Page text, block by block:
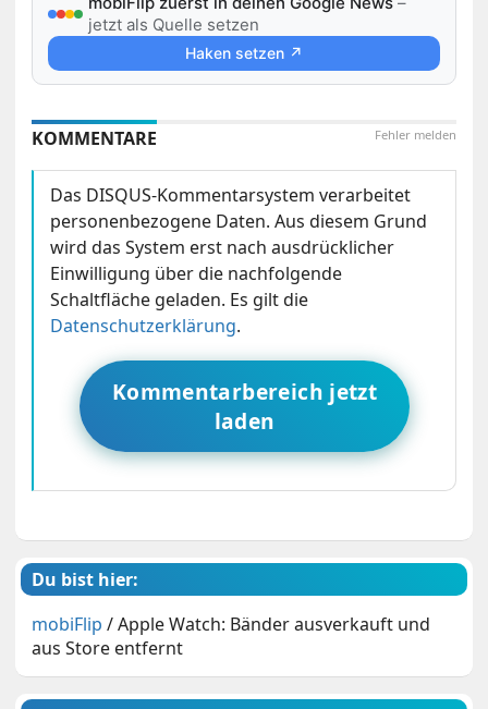
jetzt als Quelle setzen
Haken setzen ↗
Fehler melden
KOMMENTARE
Das DISQUS-Kommentarsystem verarbeitet
personenbezogene Daten. Aus diesem Grund
wird das System erst nach ausdrücklicher
Einwilligung über die nachfolgende
Schaltfläche geladen. Es gilt die
Datenschutzerklärung.
Kommentarbereich jetzt
laden
Du bist hier:
mobiFlip /Apple Watch: Bänder ausverkauft und
aus Store entfernt